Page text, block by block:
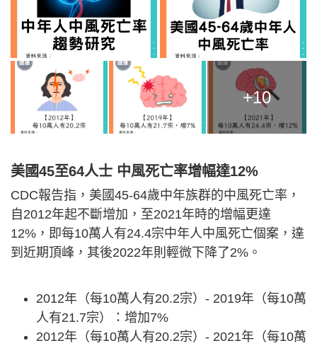
+10
美國45至64人士 中風死亡率增幅達12%
CDC報告指，美國45-64歲中年族群的中風死亡率，
自2012年起不斷增加，至2021年時的增幅更達
12%，即每10萬人有24.4宗中年人中風死亡個案，達
到近期頂峰，其後2022年則輕微下降了2%。
2012年（每10萬人有20.2宗）- 2019年（每10萬
人有21.7宗）：增加7%
2012年（每10萬人有20.2宗）- 2021年（每10萬